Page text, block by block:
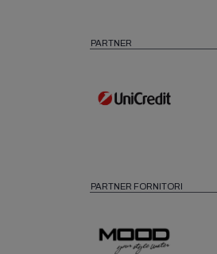
PARTNER
PARTNER FORNITORI